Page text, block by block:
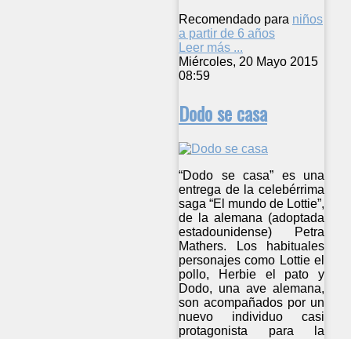
Recomendado para niños
a partir de 6 años
Leer más ...
Miércoles, 20 Mayo 2015
08:59
Dodo se casa
“Dodo se casa” es una
entrega de la celebérrima
saga “El mundo de Lottie”,
de la alemana (adoptada
estadounidense) Petra
Mathers. Los habituales
personajes como Lottie el
pollo, Herbie el pato y
Dodo, una ave alemana,
son acompañados por un
nuevo individuo casi
protagonista para la